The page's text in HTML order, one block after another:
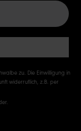
zu. Die Einwilligung in
widerruflich, z.B. per